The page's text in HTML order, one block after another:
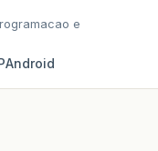
e
Android